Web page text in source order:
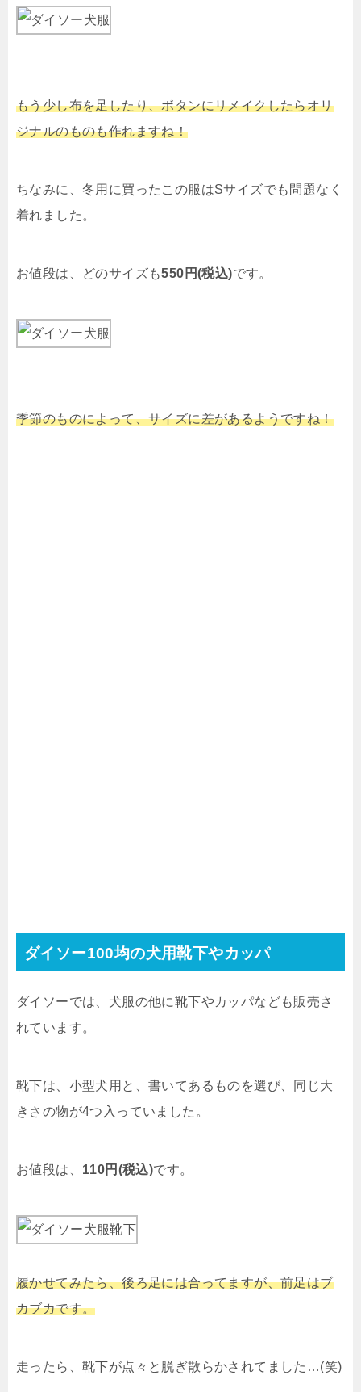
もう少し布を足したり、ボタンにリメイクしたらオリ
ジナルのものも作れますね！
ちなみに、冬用に買ったこの服はSサイズでも問題なく
着れました。
お値段は、どのサイズも550円(税込)です。
季節のものによって、サイズに差があるようですね！
ダイソー100均の犬用靴下やカッパ
ダイソーでは、犬服の他に靴下やカッパなども販売さ
れています。
靴下は、小型犬用と、書いてあるものを選び、同じ大
きさの物が4つ入っていました。
お値段は、 110円(税込)です。
履かせてみたら、後ろ足には合ってますが、前足はブ
カブカです。
走ったら、靴下が点々と脱ぎ散らかされてました…(笑)